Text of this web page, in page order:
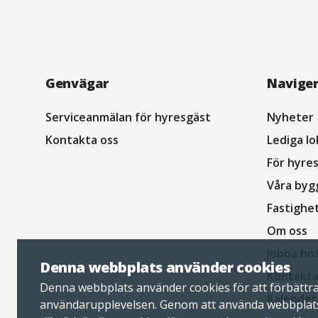
Denna webbplats använder cookies
Denna webbplats använder cookies för att förbättra
användarupplevelsen. Genom att använda
Navigation
sidfot
Genvägar
Serviceanmälan för hyresgäst
Kontakta oss
Nyheter
Lediga
För
Våra
Om oss
Kontakta
Kalender